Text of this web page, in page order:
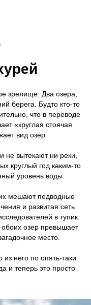
зрелище. Два озера,
берега. Будто кто-то
что в переводе
«круглая стоячая
вид озёр.
не вытекают ни реки,
круглый год каким-то
уровень воды.
мешают подводные
и развитая сеть
в тупик.
озер превышает
место.
него по опять-таки
и теперь это просто